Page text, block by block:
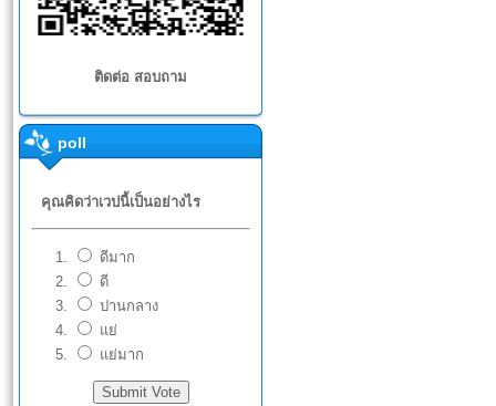
ติดต่อ สอบถาม
poll
คุณคิดว่าเวปนี้เป็นอย่างไร
ดีมาก
ดี
ปานกลาง
แย่
แย่มาก